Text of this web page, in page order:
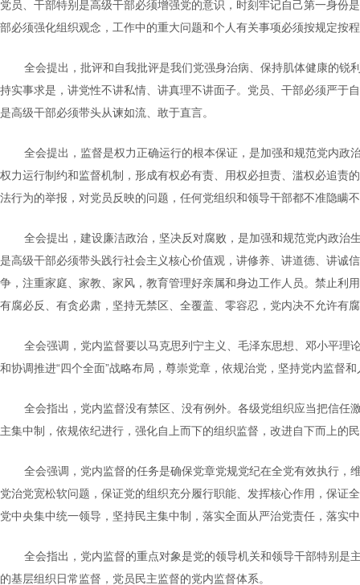
党员、干部特别是高级干部必须增强党的意识，时刻牢记自己第一身份
部必须强化组织观念，工作中的重大问题和个人有关事项必须按规定按
全会提出，批评和自我批评是我们党强身治病、保持肌体健康的
持实事求是，讲党性不讲私情、讲真理不讲面子。党员、干部必须严于
是高级干部必须带头从谏如流、敢于直言。
全会提出，监督是权力正确运行的根本保证，是加强和规范党内
权力运行制约和监督机制，形成有权必有责、用权必担责、滥权必追责
法行为的举报，对党员反映的问题，任何党组织和领导干部都不准隐瞒
全会提出，建设廉洁政治，坚决反对腐败，是加强和规范党内政
是高级干部必须带头践行社会主义核心价值观，讲修养、讲道德、讲诚
争，注重家庭、家教、家风，教育管理好亲属和身边工作人员。禁止利
有腐必反、有贪必肃，坚持无禁区、全覆盖、零容忍，党内决不允许有
全会强调，党内监督要以马克思列宁主义、毛泽东思想、邓小平理
和协调推进“四个全面”战略布局，尊崇党章，依规治党，坚持党内监督
全会指出，党内监督没有禁区、没有例外。各级党组织应当把信
主集中制，依规依纪进行，强化自上而下的组织监督，改进自下而上的
全会强调，党内监督的任务是确保党章党规党纪在全党有效执行
党治党宽松软问题，保证党的组织充分履行职能、发挥核心作用，保证
党中央集中统一领导，坚持民主集中制，落实全面从严治党责任，落实
全会指出，党内监督的重点对象是党的领导机关和领导干部特别
的基层组织日常监督，党员民主监督的党内监督体系。